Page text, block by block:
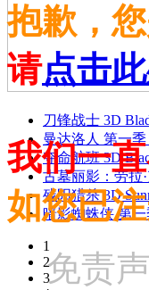
刀锋战士 3D
曼达洛人 第一季
夺命航班 3D
古墓丽影：劳拉
残阳猎杀 3D
暗影蜘蛛侠 第一
1
2
3
抱歉，
请点击
我们一
如您已
免责